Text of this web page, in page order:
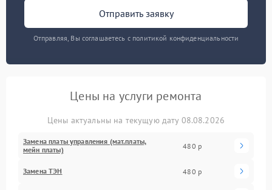
Отправить заявку
Отправляя, Вы соглашаетесь с политикой конфиденциальности
Цены на услуги ремонта
Цены актуальны на текущую дату 08.08.2026
Замена платы управления (мат.платы,
мейн платы)
480 р
Замена ТЭН 480 р